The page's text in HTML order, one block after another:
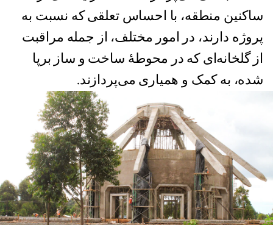
ساکنین منطقه، با احساس تعلقی که نسبت به
پروژه دارند، در امور مختلف، از جمله مراقبت
از گلخانه‌ای که در محوطهٔ ساخت و ساز برپا
شده، به کمک و همیاری می‌پردازند.